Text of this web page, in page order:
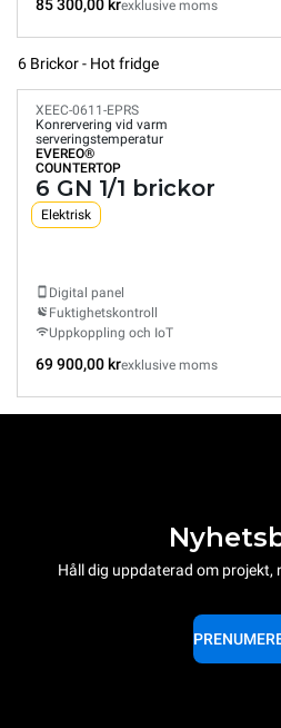
85 300,00 krexklusive moms
6 Brickor - Hot fridge
XEEC-0611-EPRS
Konrervering vid varm
serveringstemperatur
EVEREO®
COUNTERTOP
6 GN 1/1 brickor
Elektrisk
Digital panel
Fuktighetskontroll
Uppkoppling och IoT
69 900,00 krexklusive moms
Håll dig uppdaterad om projekt,